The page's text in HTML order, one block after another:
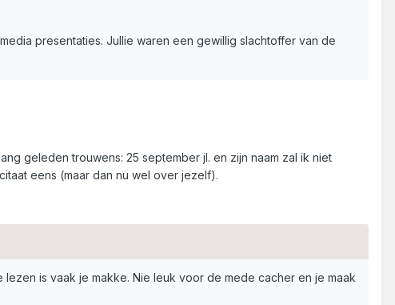
presentaties. Jullie waren een gewillig slachtoffer van de
geleden trouwens: 25 september jl. en zijn naam zal ik niet
eens (maar dan nu wel over jezelf).
is vaak je makke. Nie leuk voor de mede cacher en je maak